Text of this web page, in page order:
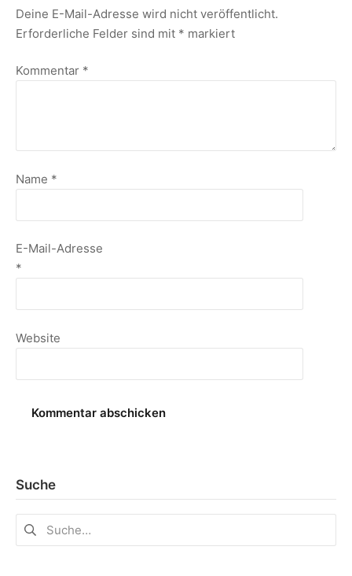
Deine E-Mail-Adresse wird nicht veröffentlicht.
Erforderliche Felder sind mit * markiert
Kommentar *
Name *
E-Mail-Adresse
*
Website
Suche